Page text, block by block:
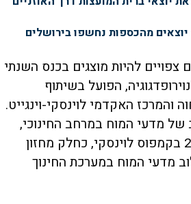
מהכספות נחשפו בירושלים
להיות מוצגים בכנס השנתי
הפועל בשיתוף
האקדמי לוינסקי-וינגייט.
של מדעי המוח במרחב החינוכי,
יתקיים ב-6 ביולי 2026 בקמפוס לוינסקי, כחלק מחזון
מדעי המוח במערכת החינוך